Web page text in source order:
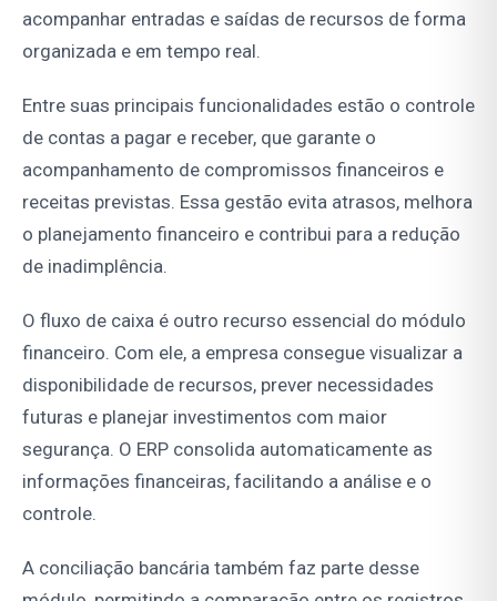
acompanhar entradas e saídas de recursos de forma
organizada e em tempo real.
Entre suas principais funcionalidades estão o controle
de contas a pagar e receber, que garante o
acompanhamento de compromissos financeiros e
receitas previstas. Essa gestão evita atrasos, melhora
o planejamento financeiro e contribui para a redução
de inadimplência.
O fluxo de caixa é outro recurso essencial do módulo
financeiro. Com ele, a empresa consegue visualizar a
disponibilidade de recursos, prever necessidades
futuras e planejar investimentos com maior
segurança. O ERP consolida automaticamente as
informações financeiras, facilitando a análise e o
controle.
A conciliação bancária também faz parte desse